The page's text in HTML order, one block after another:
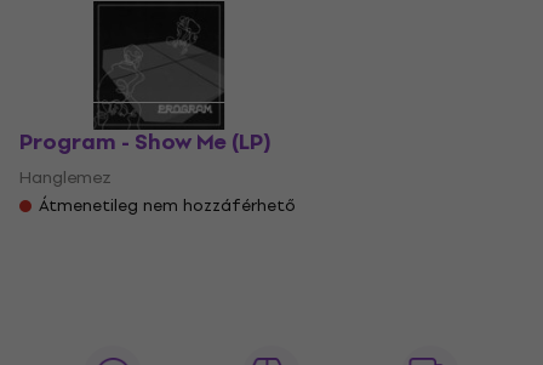
Program - Show Me (LP)
Hanglemez
Átmenetileg nem hozzáférhető